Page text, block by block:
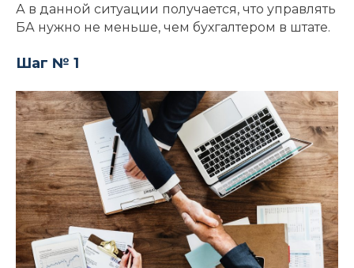
А в данной ситуации получается, что управлять
БА нужно не меньше, чем бухгалтером в штате.
Шаг № 1